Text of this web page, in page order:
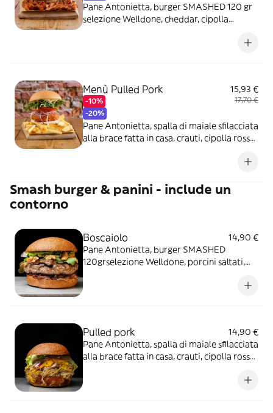
Pane Antonietta, burger SMASHED 120 gr
selezione Welldone, cheddar, cipolla
Menù Pulled Pork
-10%
-20%
15,93 €
17,70 €
Pane Antonietta, spalla di maiale sfilacciata
alla brace fatta in casa, crauti, cipolla rossa,
Smash burger & panini - include un
contorno
Boscaiolo
14,90 €
Pane Antonietta, burger SMASHED
120grselezione Welldone, porcini saltati,
tartufata, radicchio, bacon croccante e noci
Pulled pork
14,90 €
Pane Antonietta, spalla di maiale sfilacciata
alla brace fatta in casa, crauti, cipolla rossa,